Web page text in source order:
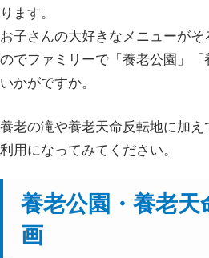
ります。
お子さんの大好きなメニューが
のでファミリーで「養老公園」
いかがですか。
養老の滝や養老天命反転地に加
利用になってみてください。
養老公園・養老天
画